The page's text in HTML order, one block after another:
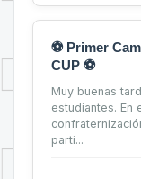
⚽ Primer
CUP ⚽
Muy buenas
estudiantes. En
parti...